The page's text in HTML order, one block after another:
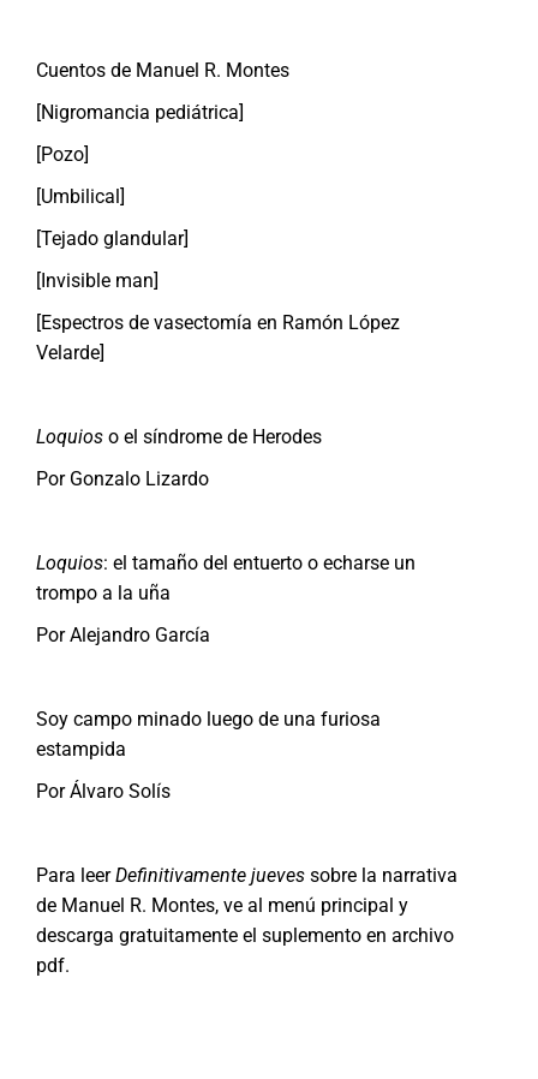
Cuentos de Manuel R. Montes
[Nigromancia pediátrica]
[Pozo]
[Umbilical]
[Tejado glandular]
[Invisible man]
[Espectros de vasectomía en Ramón López
Velarde]
Loquios o el síndrome de Herodes
Por Gonzalo Lizardo
Loquios: el tamaño del entuerto o echarse un
trompo a la uña
Por Alejandro García
Soy campo minado luego de una furiosa
estampida
Por Álvaro Solís
Para leerDefinitivamente jueves sobre la narrativa
de Manuel R. Montes, ve al menú principal y
descarga gratuitamente el suplemento en archivo
pdf.